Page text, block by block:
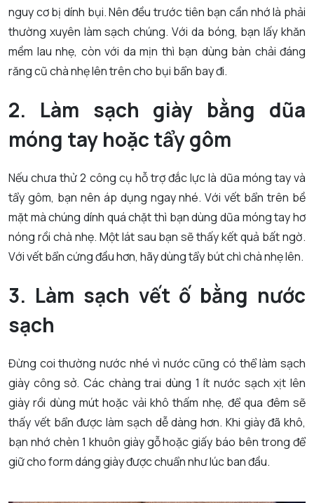
nguy cơ bị dính bụi. Nên đều trước tiên bạn cần nhớ là phải
thường xuyên làm sạch chúng. Với da bóng, bạn lấy khăn
mềm lau nhẹ, còn với da mịn thì bạn dùng bàn chải đáng
răng cũ chà nhẹ lên trên cho bụi bẩn bay đi.
2. Làm sạch giày bằng dũa
móng tay hoặc tẩy gôm
Nếu chưa thử 2 công cụ hỗ trợ đắc lực là dũa móng tay và
tẩy gôm, bạn nên áp dụng ngay nhé. Với vết bẩn trên bề
mặt mà chúng dính quá chặt thì bạn dùng dũa móng tay hơ
nóng rồi chà nhẹ. Một lát sau bạn sẽ thấy kết quả bất ngờ.
Với vết bẩn cứng đầu hơn, hãy dùng tẩy bút chì chà nhẹ lên.
3. Làm sạch vết ố bằng nước
sạch
Đừng coi thường nước nhé vì nước cũng có thể làm sạch
giày công sở. Các chàng trai dùng 1 ít nước sạch xịt lên
giày rồi dùng mút hoặc vải khô thấm nhẹ, để qua đêm sẽ
thấy vết bẩn được làm sạch dễ dàng hơn. Khi giày đã khô,
bạn nhớ chèn 1 khuôn giày gỗ hoặc giấy báo bên trong để
giữ cho form dáng giày được chuẩn như lúc ban đầu.